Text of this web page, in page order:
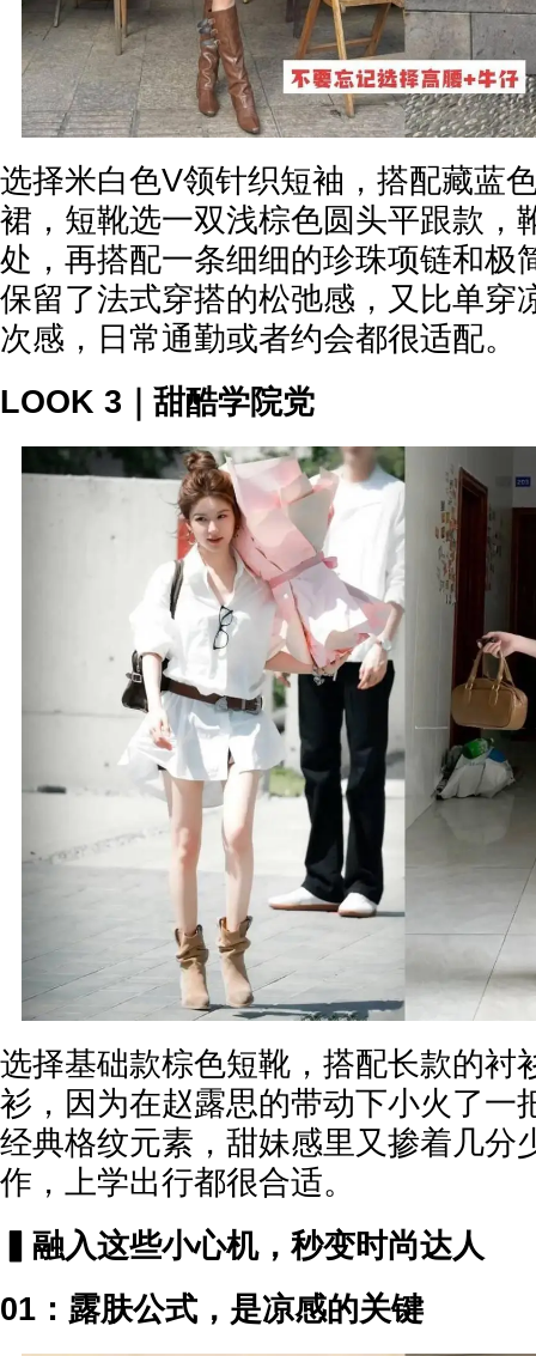
选择米白色V领针织短袖，搭配藏蓝
裙，短靴选一双浅棕色圆头平跟款，
处，再搭配一条细细的珍珠项链和极
保留了法式穿搭的松弛感，又比单穿
次感，日常通勤或者约会都很适配。
LOOK 3｜甜酷学院党
选择基础款棕色短靴，搭配长款的衬
衫，因为在赵露思的带动下小火了一
经典格纹元素，甜妹感里又掺着几分
作，上学出行都很合适。
▍融入这些小心机，秒变时尚达人
01：露肤公式，是凉感的关键